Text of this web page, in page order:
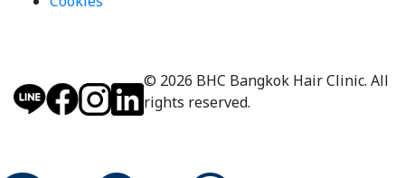
© 2026 BHC Bangkok Hair Clinic. All
rights reserved.